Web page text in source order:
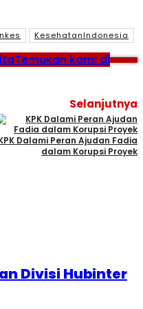
KesehatanIndonesia
Temukan kami di
Selanjutnya
Dalami Peran Ajudan Fadia
dalam Korupsi Proyek
Divisi Hubinter